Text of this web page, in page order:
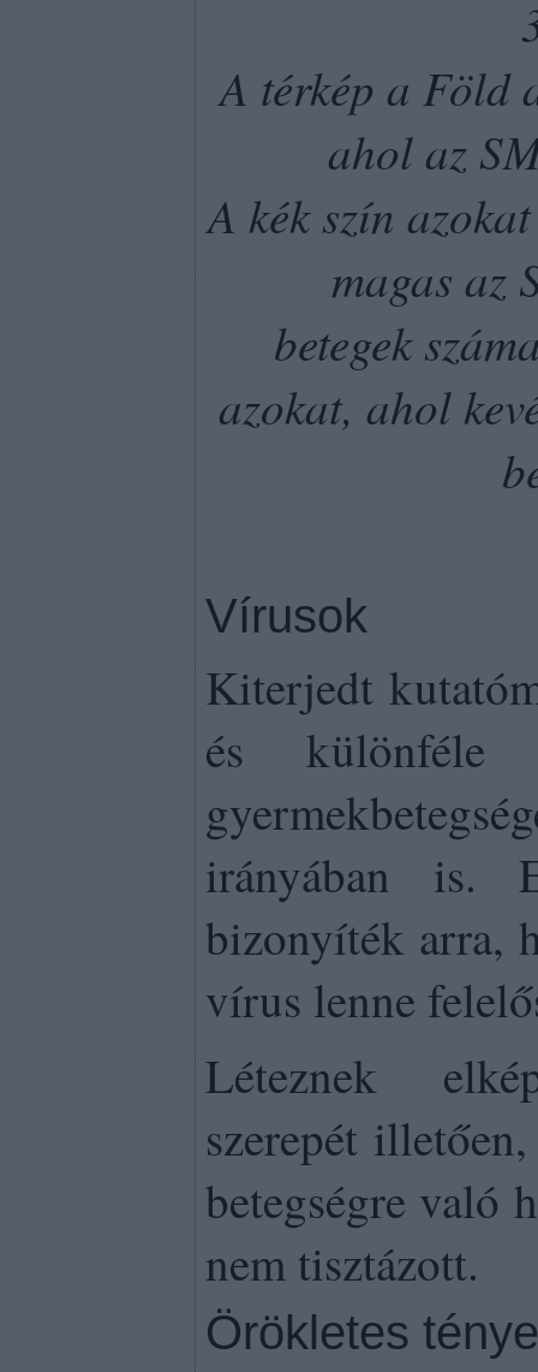
A térkép a Föld
ahol az
A kék szín
magas az
betegek
azokat, ahol
Vírusok
Kiterjedt
és különféle
irányában is.
bizonyíték arra,
vírus lenne
Léteznek
szerepét
betegségre való
nem tisztázott.
Örökletes